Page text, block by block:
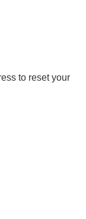
to reset your